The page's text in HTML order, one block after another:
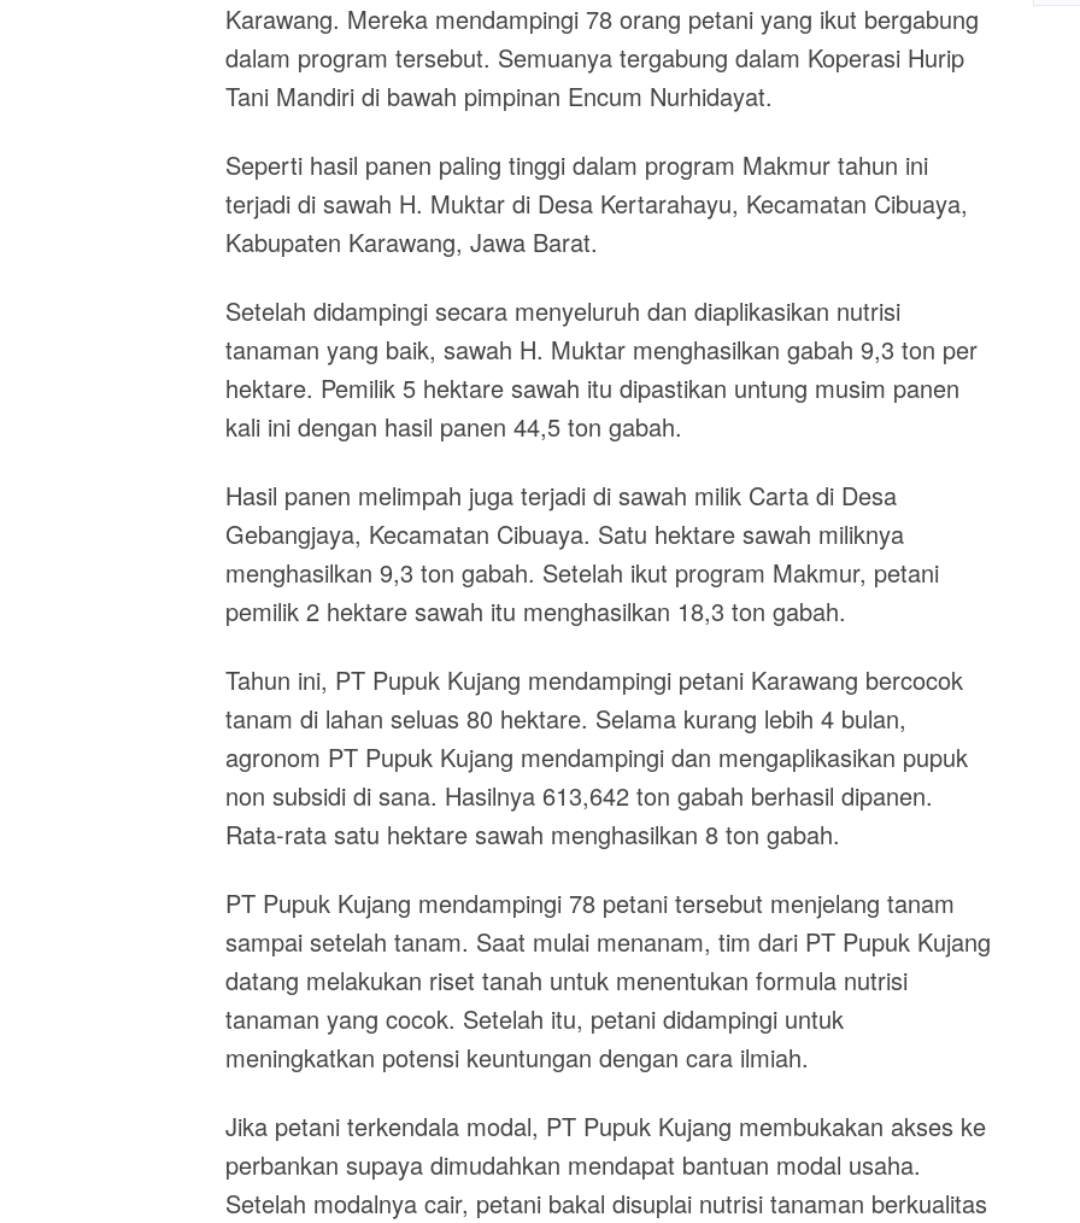
Karawang. Mereka mendampingi 78 orang petani yang ikut bergabung
dalam program tersebut. Semuanya tergabung dalam Koperasi Hurip
Tani Mandiri di bawah pimpinan Encum Nurhidayat.
Seperti hasil panen paling tinggi dalam program Makmur tahun ini
terjadi di sawah H. Muktar di Desa Kertarahayu, Kecamatan Cibuaya,
Kabupaten Karawang, Jawa Barat.
Setelah didampingi secara menyeluruh dan diaplikasikan nutrisi
tanaman yang baik, sawah H. Muktar menghasilkan gabah 9,3 ton per
hektare. Pemilik 5 hektare sawah itu dipastikan untung musim panen
kali ini dengan hasil panen 44,5 ton gabah.
Hasil panen melimpah juga terjadi di sawah milik Carta di Desa
Gebangjaya, Kecamatan Cibuaya. Satu hektare sawah miliknya
menghasilkan 9,3 ton gabah. Setelah ikut program Makmur, petani
pemilik 2 hektare sawah itu menghasilkan 18,3 ton gabah.
Tahun ini, PT Pupuk Kujang mendampingi petani Karawang bercocok
tanam di lahan seluas 80 hektare. Selama kurang lebih 4 bulan,
agronom PT Pupuk Kujang mendampingi dan mengaplikasikan pupuk
non subsidi di sana. Hasilnya 613,642 ton gabah berhasil dipanen.
Rata-rata satu hektare sawah menghasilkan 8 ton gabah.
PT Pupuk Kujang mendampingi 78 petani tersebut menjelang tanam
sampai setelah tanam. Saat mulai menanam, tim dari PT Pupuk Kujang
datang melakukan riset tanah untuk menentukan formula nutrisi
tanaman yang cocok. Setelah itu, petani didampingi untuk
meningkatkan potensi keuntungan dengan cara ilmiah.
Jika petani terkendala modal, PT Pupuk Kujang membukakan akses ke
perbankan supaya dimudahkan mendapat bantuan modal usaha.
Setelah modalnya cair, petani bakal disuplai nutrisi tanaman berkualitas